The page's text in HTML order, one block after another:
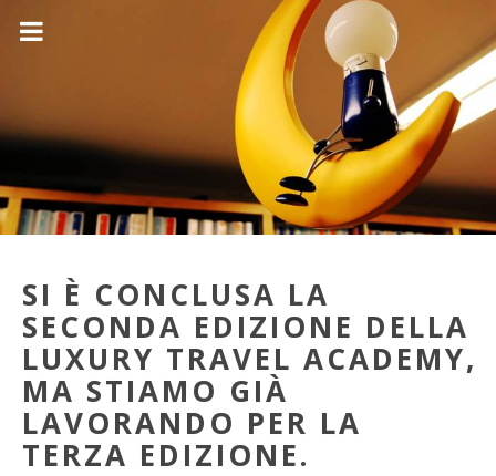
SI È CONCLUSA LA
SECONDA EDIZIONE DELLA
LUXURY TRAVEL ACADEMY,
MA STIAMO GIÀ
LAVORANDO PER LA
TERZA EDIZIONE.